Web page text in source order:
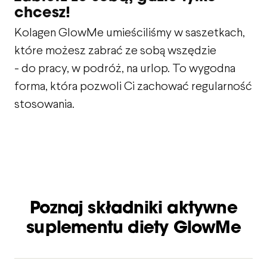
chcesz!
Kolagen GlowMe umieściliśmy w saszetkach,
które możesz zabrać ze sobą wszędzie
- do pracy, w podróż, na urlop. To wygodna
forma, która pozwoli Ci zachować regularność
stosowania.
Poznaj składniki aktywne
suplementu diety GlowMe